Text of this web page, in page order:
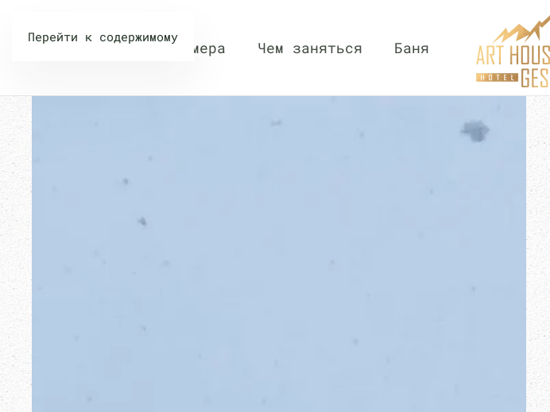
Перейти к содержимому
Номера Чем заняться Баня